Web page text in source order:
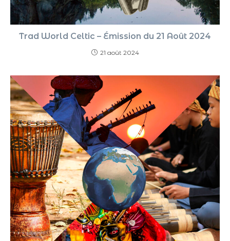
Trad World Celtic – Émission du 21 Août 2024
21 août 2024